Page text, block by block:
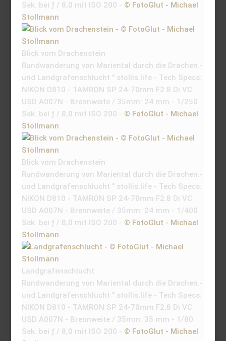
Sek. bei ƒ / 8,0 mit ISO 200 - © FotoGlut - Michael
Stollmann
Blick vom Drachenstein
Rundwanderung von Mariental durch die Drachen.-
und Landgrafenschlucht " stollis.life - Tech Specs:
NIKON D810 - TAMRON SP 24-70mm F2.8 Di VC
USD A007N - Brennweite / 35mm: 24 mm - 1/250
Sek. bei ƒ / 8,0 mit ISO 200 - © FotoGlut - Michael
Stollmann
Blick vom Drachenstein
Rundwanderung von Mariental durch die Drachen.-
und Landgrafenschlucht " stollis.life - Tech Specs:
NIKON D810 - TAMRON SP 24-70mm F2.8 Di VC
USD A007N - Brennweite / 35mm: 24 mm - 1/400
Sek. bei ƒ / 8,0 mit ISO 200 - © FotoGlut - Michael
Stollmann
Landgrafenschlucht
Rundwanderung von Mariental durch die Drachen.-
und Landgrafenschlucht " stollis.life - Tech Specs:
NIKON D810 - TAMRON SP 24-70mm F2.8 Di VC
USD A007N - Brennweite / 35mm: 35 mm - 1/80
Sek. bei ƒ / 8,0 mit ISO 200 - © FotoGlut - Michael